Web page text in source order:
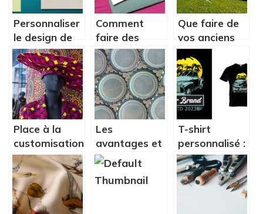
Personnaliser
le design de
son mur avec
peu de choses
Comment
faire des
cartes
d’anniversaire
?
Que faire de
vos anciens
vêtements ?
Place à la
customisation
DIY avec du
Wax
Les
avantages et
inconvenients
un
T-shirt
personnalisé :
quelles sont
les tendances
?